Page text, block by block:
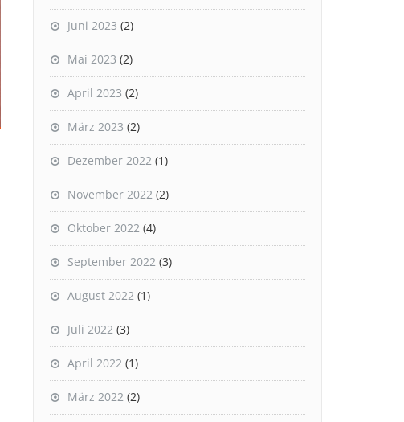
Juni 2023 (2)
Mai 2023 (2)
April 2023 (2)
März 2023 (2)
Dezember 2022 (1)
November 2022 (2)
Oktober 2022 (4)
September 2022 (3)
August 2022 (1)
Juli 2022 (3)
April 2022 (1)
März 2022 (2)